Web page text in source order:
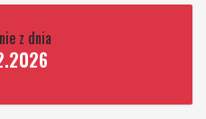
z dnia